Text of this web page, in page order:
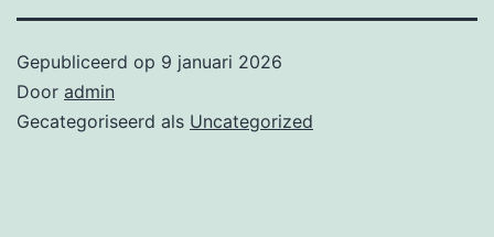
Gepubliceerd op 9 januari 2026
Door admin
Gecategoriseerd als Uncategorized